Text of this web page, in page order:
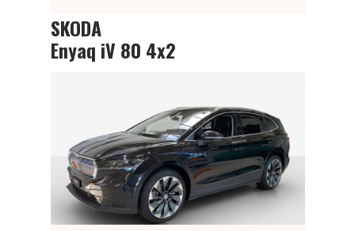
SKODA
Enyaq iV 80 4x2